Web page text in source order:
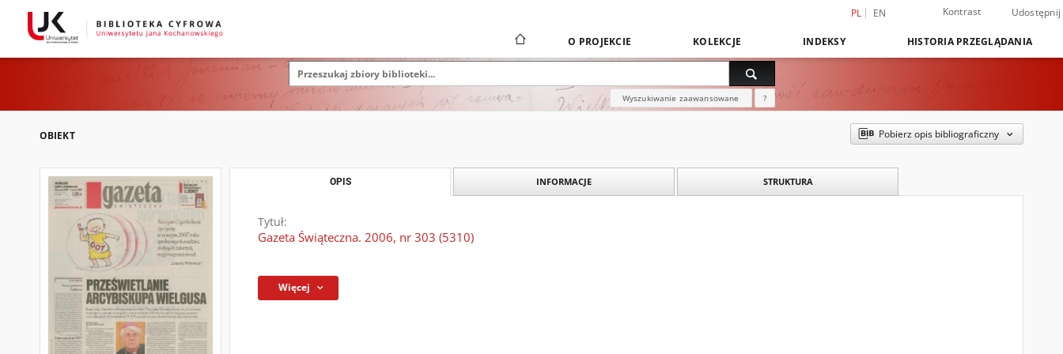
PL EN Kontrast Udostępnij
O PROJEKCIE KOLEKCJE INDEKSY HISTORIA PRZEGLĄDANIA
Wyszukiwanie zaawansowane ?
OBIEKT Pobierz opis bibliograficzny
OPIS INFORMACJE STRUKTURA
Tytuł:
Gazeta Świąteczna. 2006, nr 303 (5310)
Więcej